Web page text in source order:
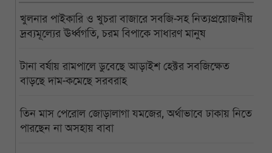
খুলনার পাইকারি ও খুচরা বাজারে সবজি-সহ নিত্যপ্রয়োজনীয়
দ্রব্যমূল্যের ঊর্ধ্বগতি, চরম বিপাকে সাধারণ মানুষ
টানা বর্ষায় রামপালে ডুবেছে আড়াইশ হেক্টর সবজিক্ষেত
বাড়ছে দাম-কমেছে সরবরাহ
তিন মাস পেরোল জোড়ালাগা যমজের, অর্থাভাবে ঢাকায় নিতে
পারছেন না অসহায় বাবা